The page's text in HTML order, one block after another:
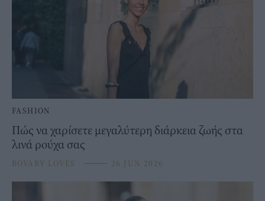
FASHION
Πώς να χαρίσετε μεγαλύτερη διάρκεια ζωής στα
λινά ρούχα σας
BOVARY LOVES ⸻ 26 JUN 2026